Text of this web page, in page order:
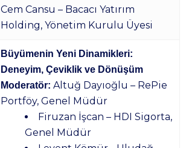
Cem Cansu – Bacacı Yatırım
Holding, Yönetim Kurulu Üyesi
Büyümenin Yeni Dinamikleri:
Deneyim, Çeviklik ve Dönüşüm
Moderatör: Altuğ Dayıoğlu – RePie
Portföy, Genel Müdür
Firuzan İşcan – HDI Sigorta,
Genel Müdür